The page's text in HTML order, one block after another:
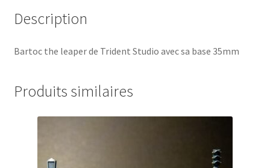
Description
Bartoc the leaper de Trident Studio avec sa base 35mm
Produits similaires